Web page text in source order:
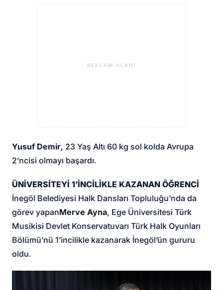
REKLAM ALANI
Yusuf Demir, 23 Yaş Altı 60 kg sol kolda Avrupa
2’ncisi olmayı başardı.
ÜNİVERSİTEYİ 1’İNCİLİKLE KAZANAN ÖĞRENCİ
İnegöl Belediyesi Halk Dansları Topluluğu’nda da
görev yapanMerve Ayna, Ege Üniversitesi Türk
Musikisi Devlet Konservatuvarı Türk Halk Oyunları
Bölümü’nü 1’incilikle kazanarak İnegöl’ün gururu
oldu.